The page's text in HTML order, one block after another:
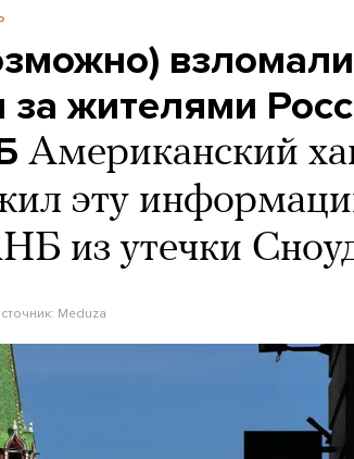
взломали
жителями
Американский
эту
из утечки
Meduza